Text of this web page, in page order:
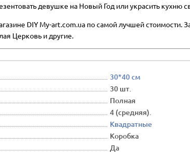
девушке на Новый Год или украсить кухню
DIY My-art.com.ua по самой лучшей стоимости.
Церковь и другие.
30*40 см
30 шт.
Полная
4 (средняя).
Квадратные
Коробка
Да